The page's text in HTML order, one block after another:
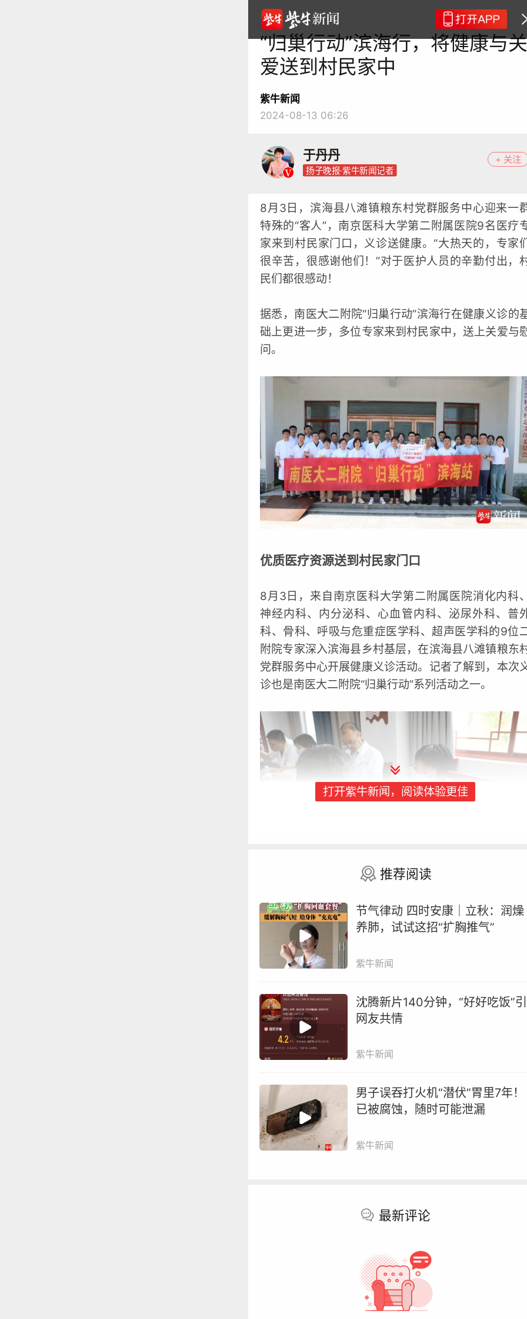
“归巢行动”滨海行，将健康与
爱送到村民家中
紫牛新闻
2024-08-13 06:26
于丹丹
扬子晚报·紫牛新闻记者
+ 关注
8月3日，滨海县八滩镇粮东村党群服务中心迎来一
特殊的“客人”，南京医科大学第二附属医院9名医疗
家来到村民家门口，义诊送健康。“大热天的，专家
很辛苦，很感谢他们！”对于医护人员的辛勤付出，
民们都很感动！
据悉，南医大二附院“归巢行动”滨海行在健康义诊的
础上更进一步，多位专家来到村民家中，送上关爱与
问。
优质医疗资源送到村民家门口
8月3日，来自南京医科大学第二附属医院消化内科
神经内科、内分泌科、心血管内科、泌尿外科、普
科、骨科、呼吸与危重症医学科、超声医学科的9位
附院专家深入滨海县乡村基层，在滨海县八滩镇粮东
党群服务中心开展健康义诊活动。记者了解到，本次
诊也是南医大二附院“归巢行动”系列活动之一。
当天的义诊现场人头攒动，听说省城大医院的专家来
里义诊，来自八滩镇各个村子的村民们一大早就来
队。坐诊专家耐心细致地倾听村民的描述，查看病历
70多岁的王大爷因为糖尿病继发脑梗行动不便，在
师刘梅。经过问诊，刘梅发现老人不仅行动困难，手
动得厉害，记忆力也下降明显，言语交流有障碍，判
老人合并有帕金森综合症，还伴有血管性认知障碍。
梅建议老人家属，赶紧带他去县人民医院神经内科进
打开紫牛新闻，阅读体验更佳
推荐阅读
节气律动 四时安康｜立秋：润燥
养肺，试试这招“扩胸推气”
紫牛新闻
沈腾新片140分钟，“好好吃饭”引
网友共情
紫牛新闻
男子误吞打火机“潜伏”胃里7年！
已被腐蚀，随时可能泄漏
紫牛新闻
最新评论